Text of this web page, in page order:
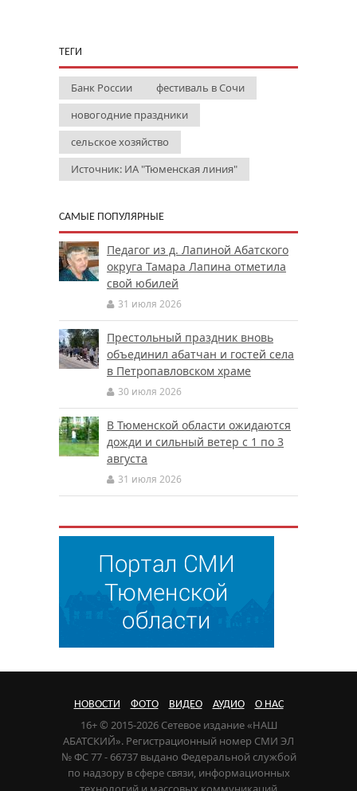
ТЕГИ
Банк России
фестиваль в Сочи
новогодние праздники
сельское хозяйство
Источник: ИА "Тюменская линия"
САМЫЕ ПОПУЛЯРНЫЕ
Педагог из д. Лапиной Абатского
округа Тамара Лапина отметила
свой юбилей
31 июля 2026
Престольный праздник вновь
объединил абатчан и гостей села
в Петропавловском храме
30 июля 2026
В Тюменской области ожидаются
дожди и сильный ветер с 1 по 3
августа
31 июля 2026
НОВОСТИ ФОТО ВИДЕО АУДИО О НАС
16+ © 2015-2026 Сетевое издание «НАШ
АБАТСКИЙ». Регистрационный номер СМИ ЭЛ
№ ФС 77 - 66737 выдано Федеральной службой
по надзору в сфере связи, информационных